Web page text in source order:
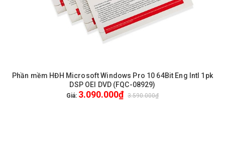
Phần mềm HĐH Microsoft Windows Pro 10 64Bit Eng Intl 1pk
DSP OEI DVD (FQC-08929)
Giá: 3.090.000₫ 3.590.000₫